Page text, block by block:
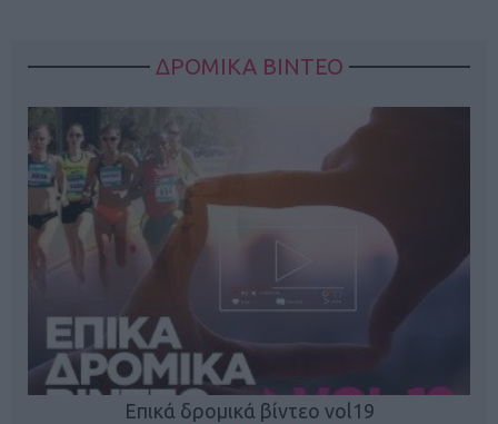
ΔΡΟΜΙΚΑ ΒΙΝΤΕΟ
Επικά δρομικά βίντεο vol19